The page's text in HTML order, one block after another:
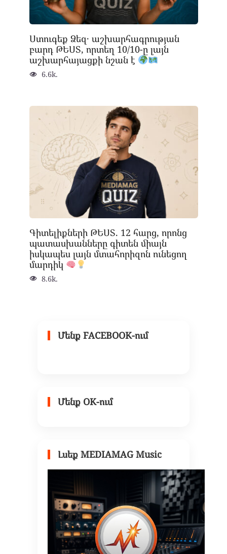
Ստուգեք Ձեզ․ աշխարհագրության
բարդ ԹԵՍՏ, որտեղ 10/10-ը լայն
աշխարհայացքի նշան է
6.6k.
Գիտելիքների ԹԵՍՏ. 12 հարց, որոնց
պատասխանները գիտեն միայն
իսկապես լայն մտահորիզոն ունեցող
մարդիկ
8.6k.
Մենք FACEBOOK-ում
Մենք OK-ում
Լսեք MEDIAMAG Music